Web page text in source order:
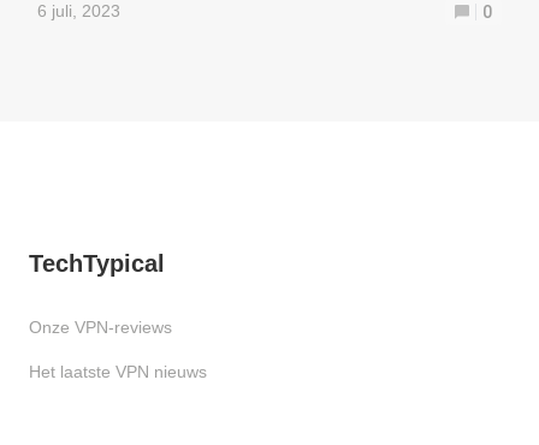
6 juli, 2023 0
TechTypical
Onze VPN-reviews
Het laatste VPN nieuws